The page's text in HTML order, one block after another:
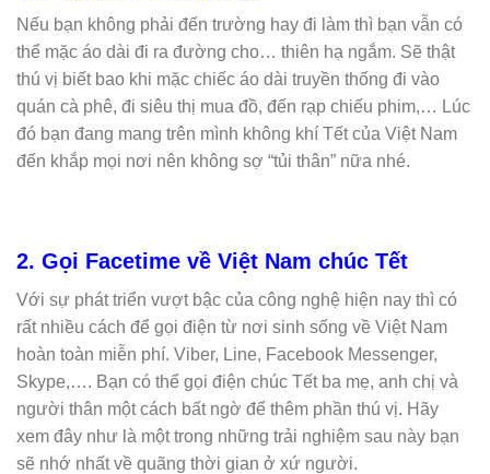
Nếu bạn không phải đến trường hay đi làm thì bạn vẫn có
thể mặc áo dài đi ra đường cho… thiên hạ ngắm. Sẽ thật
thú vị biết bao khi mặc chiếc áo dài truyền thống đi vào
quán cà phê, đi siêu thị mua đồ, đến rạp chiếu phim,… Lúc
đó bạn đang mang trên mình không khí Tết của Việt Nam
đến khắp mọi nơi nên không sợ “tủi thân” nữa nhé.
2. Gọi Facetime về Việt Nam chúc Tết
Với sự phát triển vượt bậc của công nghệ hiện nay thì có
rất nhiều cách để gọi điện từ nơi sinh sống về Việt Nam
hoàn toàn miễn phí. Viber, Line, Facebook Messenger,
Skype,…. Bạn có thể gọi điện chúc Tết ba mẹ, anh chị và
người thân một cách bất ngờ để thêm phần thú vị. Hãy
xem đây như là một trong những trải nghiệm sau này bạn
sẽ nhớ nhất về quãng thời gian ở xứ người.